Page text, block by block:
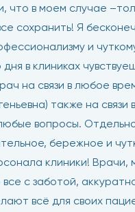
что в моем случае
сохранить! Я
и
в клиниках
на связи в любое
также на связи
вопросы.
бережное и
клиники! Врачи,
с заботой,
всё для своих